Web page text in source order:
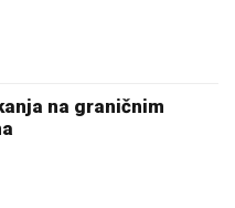
na graničnim